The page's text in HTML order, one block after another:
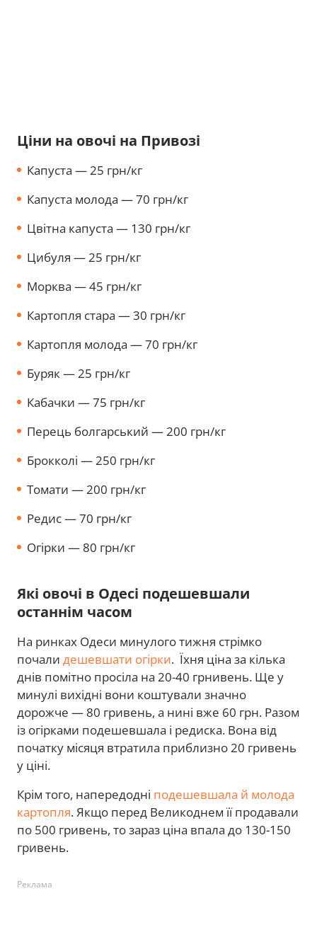
Ціни на овочі на Привозі
Капуста — 25 грн/кг
Капуста молода — 70 грн/кг
Цвітна капуста — 130 грн/кг
Цибуля — 25 грн/кг
Морква — 45 грн/кг
Картопля стара — 30 грн/кг
Картопля молода — 70 грн/кг
Буряк — 25 грн/кг
Кабачки — 75 грн/кг
Перець болгарський — 200 грн/кг
Брокколі — 250 грн/кг
Томати — 200 грн/кг
Редис — 70 грн/кг
Огірки — 80 грн/кг
Які овочі в Одесі подешевшали
останнім часом
На ринках Одеси минулого тижня стрімко
почали дешевшати огірки. Їхня ціна за кілька
днів помітно просіла на 20-40 грнивень. Ще у
минулі вихідні вони коштували значно
дорожче — 80 гривень, а нині вже 60 грн. Разом
із огірками подешевшала і редиска. Вона від
початку місяця втратила приблизно 20 гривень
у ціні.
Крім того, напередодні подешевшала й молода
картопля. Якщо перед Великоднем її продавали
по 500 гривень, то зараз ціна впала до 130-150
гривень.
Реклама